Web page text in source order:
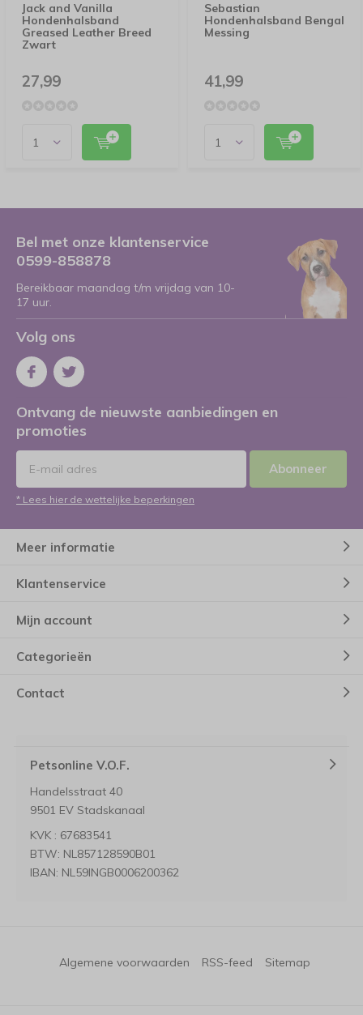
Jack and Vanilla
Hondenhalsband
Greased Leather Breed
Zwart
27,99
Sebastian
Hondenhalsband Bengal
Messing
41,99
Bel met onze klantenservice
0599-858878
Bereikbaar maandag t/m vrijdag van 10-
17 uur.
Volg ons
Ontvang de nieuwste aanbiedingen en
promoties
Abonneer
* Lees hier de wettelijke beperkingen
Meer informatie
Klantenservice
Mijn account
Categorieën
Contact
Petsonline V.O.F.
Handelsstraat 40
9501 EV Stadskanaal
KVK : 67683541
BTW: NL857128590B01
IBAN: NL59INGB0006200362
Algemene voorwaarden RSS-feed Sitemap